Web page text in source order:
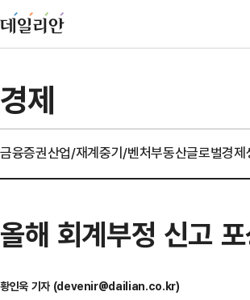
경제
금융증권산업/재계중기/벤처부동산글로벌경제
올해 회계부정 신고
황인욱 기자 (devenir@dailian.co.kr)